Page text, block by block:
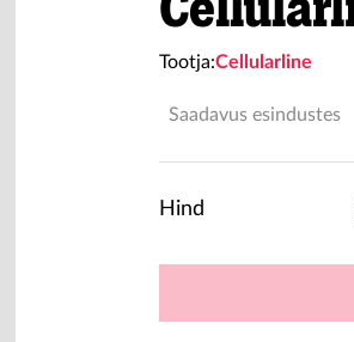
Tootja:Cellularline
Saadavus esindustes
Hind